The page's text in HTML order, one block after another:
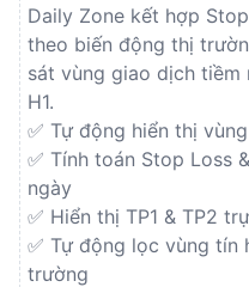
Indicators TV to MT4
Indicators TV to MT5
Daily Zone kết hợp
theo biến động thị
sát vùng giao dịch
H1.
✅ Tự động hiển thị
✅ Tính toán Stop Loss
ngày
✅ Hiển thị TP1 & TP2
✅ Tự động lọc vùng tín
trường